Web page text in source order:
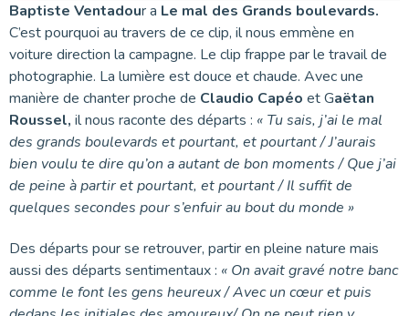
Baptiste Ventadour a Le mal des Grands boulevards.
C’est pourquoi au travers de ce clip, il nous emmène en
voiture direction la campagne. Le clip frappe par le travail de
photographie. La lumière est douce et chaude. Avec une
manière de chanter proche de Claudio Capéo et Gaëtan
Roussel, il nous raconte des départs : « Tu sais, j’ai le mal
des grands boulevards et pourtant, et pourtant / J’aurais
bien voulu te dire qu’on a autant de bon moments / Que j’ai
de peine à partir et pourtant, et pourtant / Il suffit de
quelques secondes pour s’enfuir au bout du monde »
Des départs pour se retrouver, partir en pleine nature mais
aussi des départs sentimentaux : « On avait gravé notre banc
comme le font les gens heureux / Avec un cœur et puis